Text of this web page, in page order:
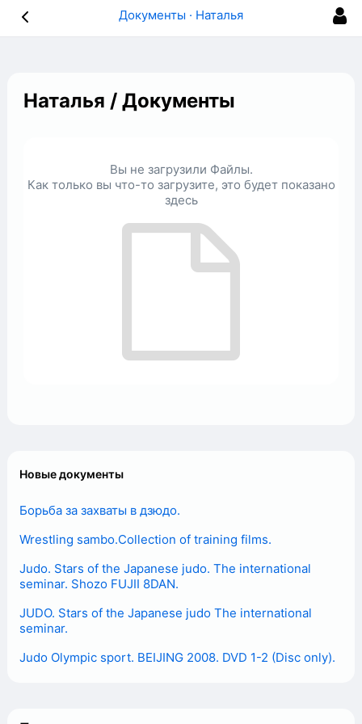
Документы · Наталья
Наталья /Документы
Вы не загрузили Файлы.
Как только вы что-то загрузите, это будет показано
здесь
Новые документы
Борьба за захваты в дзюдо.
Wrestling sambo.Collection of training films.
Judo. Stars of the Japanese judo. The international
seminar. Shozo FUJII 8DAN.​ ​
JUDO. Stars of the Japanese judo The international
seminar.
Judo Olympic sport. BEIJING 2008. DVD 1-2 (Disc only).